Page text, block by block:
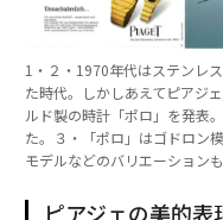
1・２・1970年代はステンレ
た時代。しかしあえてピアジ
ルド製の時計「ポロ」を発表
た。３・「ポロ」はゴドロン
モデルなどのバリエーションも
ピアジェの美的